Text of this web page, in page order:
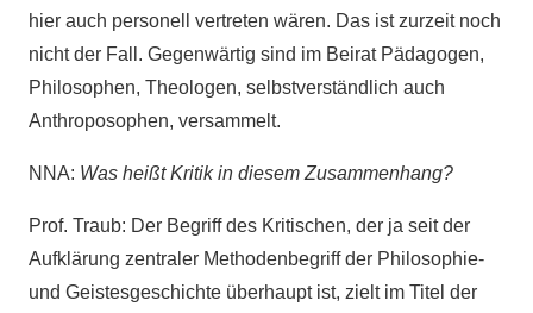
hier auch personell vertreten wären. Das ist zurzeit noch
nicht der Fall. Gegenwärtig sind im Beirat Pädagogen,
Philosophen, Theologen, selbstverständlich auch
Anthroposophen, versammelt.
NNA: Was heißt Kritik in diesem Zusammenhang?
Prof. Traub: Der Begriff des Kritischen, der ja seit der
Aufklärung zentraler Methodenbegriff der Philosophie-
und Geistesgeschichte überhaupt ist, zielt im Titel der